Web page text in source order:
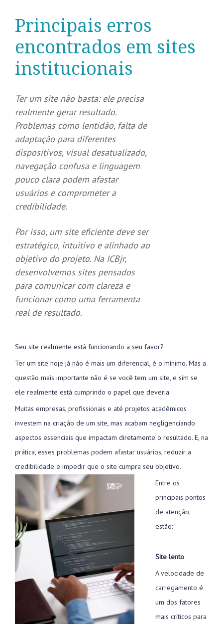
Principais erros
encontrados em sites
institucionais
Ter um site não basta: ele precisa
realmente gerar resultado.
Problemas como lentidão, falta de
adaptação para diferentes
dispositivos, visual desatualizado,
navegação confusa e linguagem
pouco clara podem afastar
usuários e comprometer a
credibilidade.
Por isso, um site eficiente deve ser
estratégico, intuitivo e alinhado ao
objetivo do projeto. Na ICBjr,
desenvolvemos sites pensados
para comunicar com clareza e
funcionar como uma ferramenta
real de resultado.
Seu site realmente está funcionando a seu favor?
Ter um site hoje já não é mais um diferencial, é o mínimo. Mas a
questão mais importante não é se você tem um site, e sim se
ele realmente está cumprindo o papel que deveria.
Muitas empresas, profissionais e até projetos acadêmicos
investem na criação de um site, mas acabam negligenciando
aspectos essenciais que impactam diretamente o resultado. E, na
prática, esses problemas podem afastar usuários, reduzir a
credibilidade e impedir que o site cumpra seu objetivo.
Entre os
principais pontos
de atenção,
estão:
Site lento
A velocidade de
carregamento é
um dos fatores
mais críticos para